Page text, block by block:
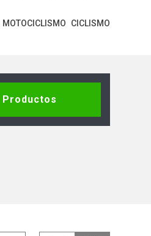
MOTOCICLISMO CICLISMO
Productos